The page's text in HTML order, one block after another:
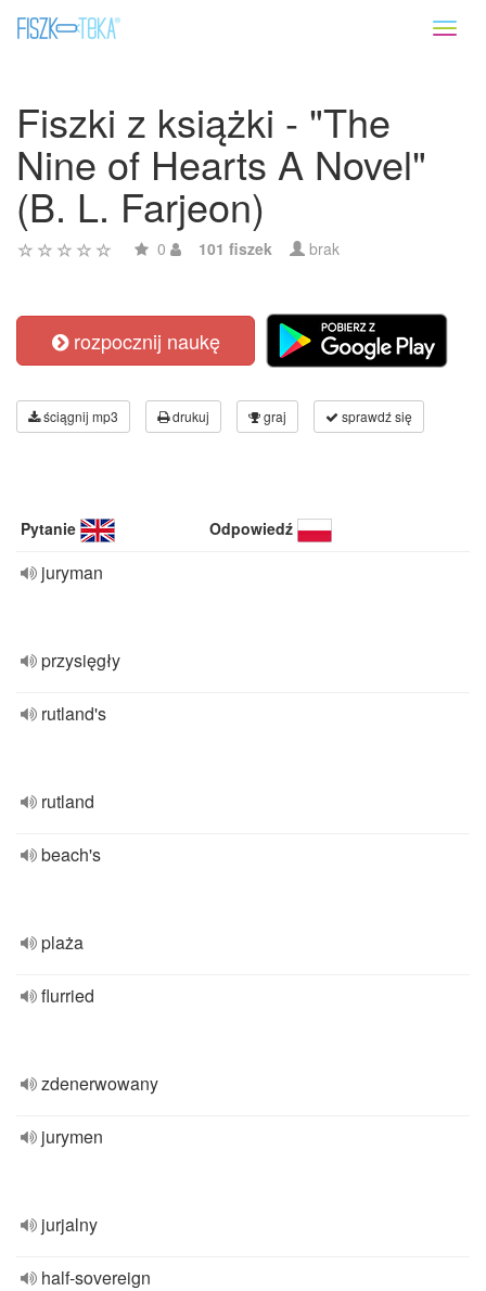
Fiszki z książki - "The
Nine of Hearts A Novel"
(B. L. Farjeon)
0 101 fiszek brak
rozpocznij naukę
ściągnij mp3 drukuj graj sprawdź się
Pytanie Odpowiedź
juryman
przysięgły
rutland's
rutland
beach's
plaża
flurried
zdenerwowany
jurymen
jurjalny
half-sovereign